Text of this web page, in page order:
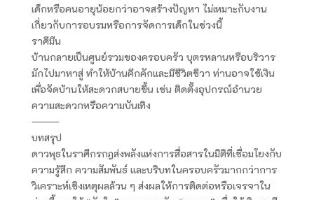
เด็กหรือคนอายุน้อยกว่าอาจสร้างปัญหา ไม่เหมาะกับงาน
เกี่ยวกับการอบรมหรือการจัดการเด็กในช่วงนี้
ราศีมีน
บ้านกลายเป็นศูนย์รวมของครอบครัว บุตรหลานหรือบริวาร
มักไปมาหาสู่ ทำให้บ้านคึกคักและมีชีวิตชีวา ท่านอาจใช้เงิน
เพื่อจัดบ้านให้สะดวกสบายขึ้น เช่น ติดตั้งอุปกรณ์อำนวย
ความสะดวกหรือความบันเทิง
⸻
บทสรุป
ดาวพุธในราศีกรกฎส่งพลังแห่งการสื่อสารในมิติที่เชื่อมโยงกับ
ความรู้สึก ความสัมพันธ์ และบริบทในครอบครัวมากกว่าการ
วิเคราะห์เชิงเหตุผลล้วน ๆ ส่งผลให้การติดต่อหรือเจรจาใน